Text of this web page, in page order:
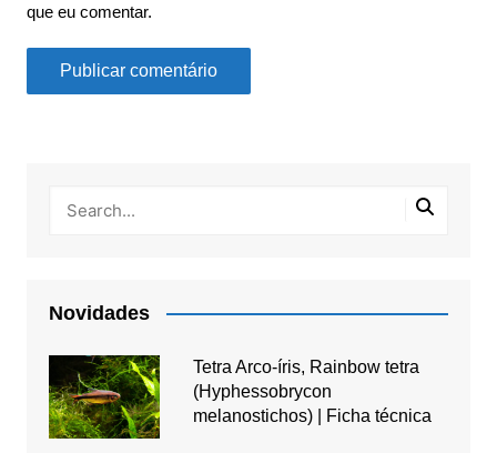
que eu comentar.
Novidades
Tetra Arco-íris, Rainbow tetra
(Hyphessobrycon
melanostichos) | Ficha técnica